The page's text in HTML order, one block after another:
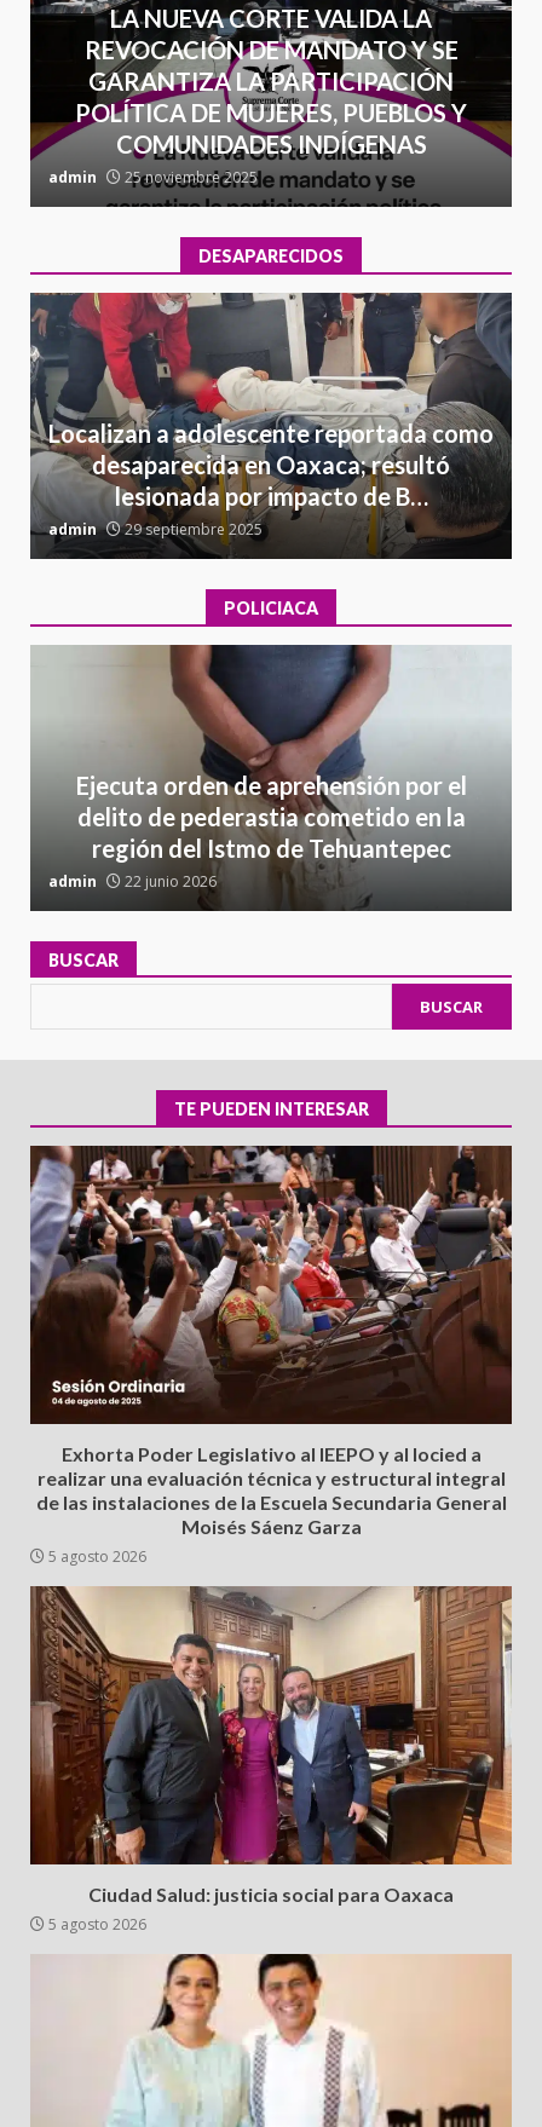
LA NUEVA CORTE VALIDA LA
REVOCACIÓN DE MANDATO Y SE
GARANTIZA LA PARTICIPACIÓN
POLÍTICA DE MUJERES, PUEBLOS Y
COMUNIDADES INDÍGENAS
admin 25 noviembre 2025
DESAPARECIDOS
Localizan a adolescente reportada como
desaparecida en Oaxaca; resultó
lesionada por impacto de B…
admin 29 septiembre 2025
POLICIACA
Ejecuta orden de aprehensión por el
delito de pederastia cometido en la
región del Istmo de Tehuantepec
admin 22 junio 2026
BUSCAR
BUSCAR
TE PUEDEN INTERESAR
Exhorta Poder Legislativo al IEEPO y al Iocied a
realizar una evaluación técnica y estructural integral
de las instalaciones de la Escuela Secundaria General
Moisés Sáenz Garza
5 agosto 2026
Ciudad Salud: justicia social para Oaxaca
5 agosto 2026